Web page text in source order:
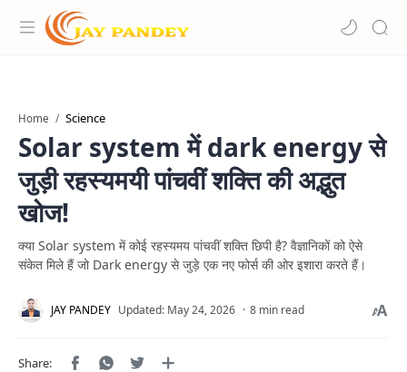
Home Science
Solar system में dark energy से
जुड़ी रहस्यमयी पांचवीं शक्ति की अद्भुत
खोज!
क्या Solar system में कोई रहस्यमय पांचवीं शक्ति छिपी है? वैज्ञानिकों को ऐसे
संकेत मिले हैं जो Dark energy से जुड़े एक नए फोर्स की ओर इशारा करते हैं।
8 min read